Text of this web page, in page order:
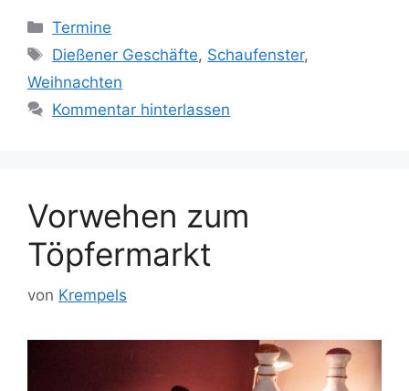
Kategorien
Termine
Schlagwörter
Dießener Geschäfte, Schaufenster,
Weihnachten
Kommentar hinterlassen
Vorwehen zum
Töpfermarkt
von Krempels